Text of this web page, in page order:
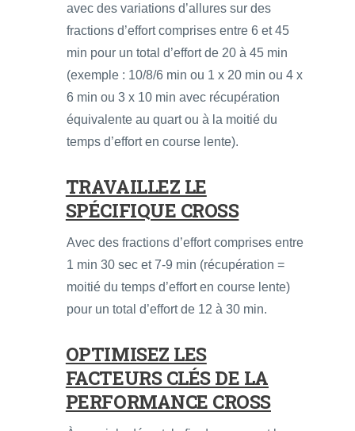
avec des variations d’allures sur des
fractions d’effort comprises entre 6 et 45
min pour un total d’effort de 20 à 45 min
(exemple : 10/8/6 min ou 1 x 20 min ou 4 x
6 min ou 3 x 10 min avec récupération
équivalente au quart ou à la moitié du
temps d’effort en course lente).
TRAVAILLEZ LE
SPÉCIFIQUE CROSS
Avec des fractions d’effort comprises entre
1 min 30 sec et 7-9 min (récupération =
moitié du temps d’effort en course lente)
pour un total d’effort de 12 à 30 min.
OPTIMISEZ LES
FACTEURS CLÉS DE LA
PERFORMANCE CROSS